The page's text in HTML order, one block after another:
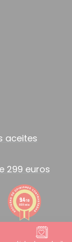
aceites
299 euros
9.4/10
8838 notas